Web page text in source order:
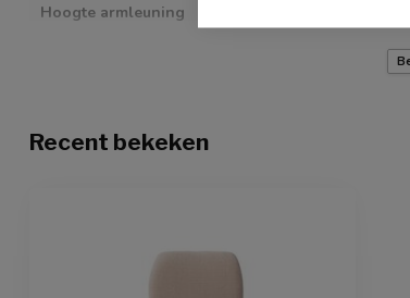
Hoogte armleuning
Recent bekeken